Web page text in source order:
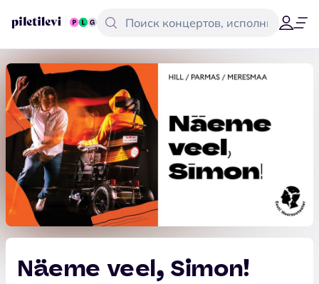
Näeme veel, Simon!